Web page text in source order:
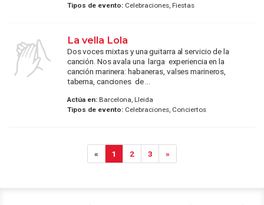
Tipos de evento:Celebraciones, Fiestas
La vella Lola
Dos voces mixtas y una guitarra al servicio de la
canción. Nos avala una larga experiencia en la
canción marinera: habaneras, valses marineros,
taberna, canciones de ...
Actúa en:Barcelona, Lleida
Tipos de evento:Celebraciones, Conciertos
« 1 2 3 »